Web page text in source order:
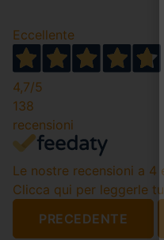
Eccellente
4,7/5
138
recensioni
Le nostre recensioni a 4
Clicca qui per leggerle
PRECEDENTE